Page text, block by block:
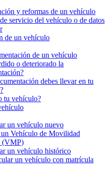
y reformas de un vehículo
servicio del vehículo o de datos
de un vehículo
de un vehículo
o deteriorado la
debes llevar en tu
tu vehículo?
un vehículo nuevo
Vehículo de Movilidad
(VMP)
un vehículo histórico
un vehículo con matrícula